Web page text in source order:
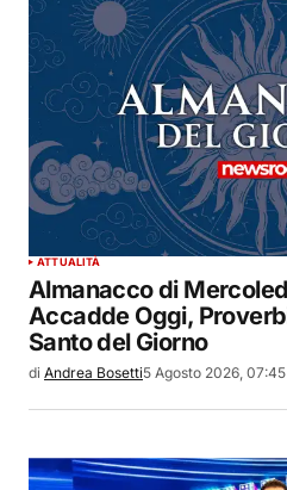
ATTUALITÀ
Almanacco di
Accadde Oggi,
Santo del Giorno
di Andrea Bosetti5 Agosto 2026, 07:45